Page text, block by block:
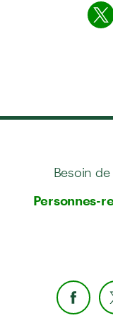
Besoin
Personnes-